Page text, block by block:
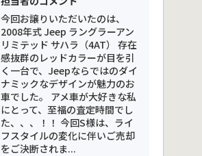
今回お譲りいただいたのは、
2008年式 Jeep ラングラーアン
リミテッド サハラ（4AT） 存在
感抜群のレッドカラーが目を引
く一台で、Jeepならではのダイ
ナミックなデザインが魅力のお
車でした。 アメ車が大好きな私
にとって、至福の査定時間でし
た、、、！！ 今回S様は、ライ
フスタイルの変化に伴いご売却
をご決断されま...